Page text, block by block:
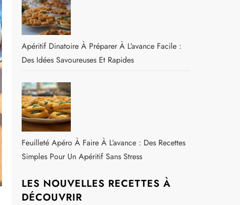
Apéritif Dinatoire À Préparer À L’avance Facile :
Des Idées Savoureuses Et Rapides
Feuilleté Apéro À Faire À L’avance : Des Recettes
Simples Pour Un Apéritif Sans Stress
LES NOUVELLES RECETTES À
DÉCOUVRIR